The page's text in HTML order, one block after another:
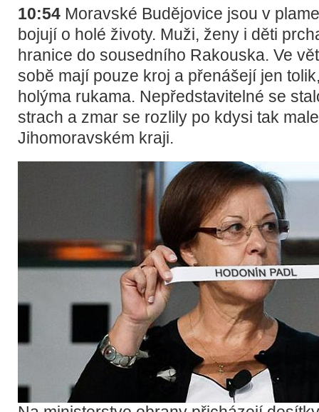
10:54 Moravské Budějovice jsou v
bojují o holé životy. Muži, ženy i děti
hranice do sousedního Rakouska. Ve
sobě mají pouze kroj a přenášejí jen
holýma rukama. Nepředstavitelné se
strach a zmar se rozlily po kdysi tak
Jihomoravském kraji.